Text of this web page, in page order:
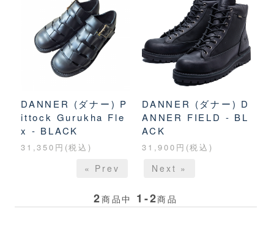
DANNER (ダナー) P
ittock Gurukha Fle
x - BLACK
31,350円(税込)
DANNER (ダナー) D
ANNER FIELD - BL
ACK
31,900円(税込)
« Prev Next »
2商品中 1-2商品